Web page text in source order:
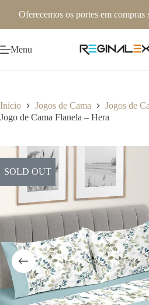
Oferecemos os portes em compras
Menu
Início Jogos de Cama
Jogos de
Jogo de Cama Flanela – Hera
SOLD OUT